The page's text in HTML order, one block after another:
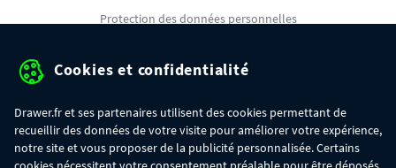
Protection des données personnelles
Gérer mes cookies
Cookies et confidentialité
Drawer.fr et ses partenaires utilisent des cookies permettant de
recueillir des données de votre visite pour améliorer votre expérience,
notre site et vous proposer de la publicité personnalisée. Certains